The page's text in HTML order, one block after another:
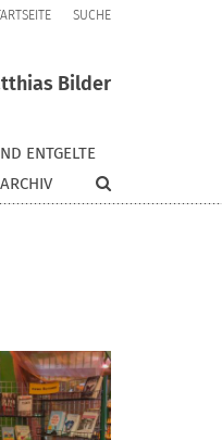
SUCHE
Bilder
ENTGELTE
ARCHIV